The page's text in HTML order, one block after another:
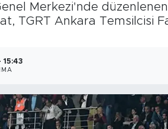
Merkezi'nde
TGRT Ankara
15:43